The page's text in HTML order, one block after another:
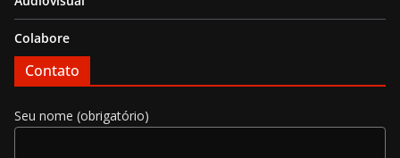
Colabore
Contato
Seu nome (obrigatório)